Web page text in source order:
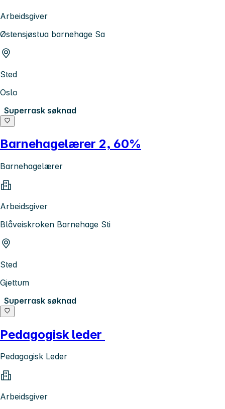
Arbeidsgiver
Østensjøstua barnehage Sa
Sted
Oslo
Superrask søknad
Barnehagelærer 2, 60%
Barnehagelærer
Arbeidsgiver
Blåveiskroken Barnehage Sti
Sted
Gjettum
Superrask søknad
Pedagogisk leder
Pedagogisk Leder
Arbeidsgiver